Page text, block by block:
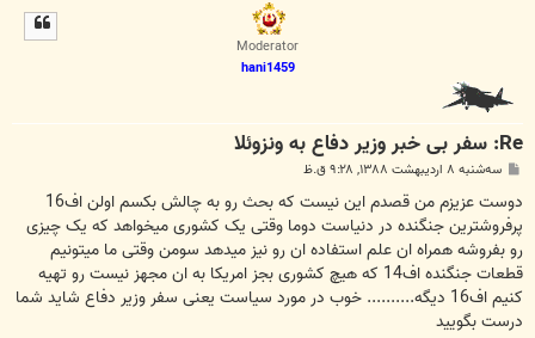
Moderator
hani1459
Re: سفر بی خبر وزیر دفاع به ونزوئلا
ت
سه‌شنبه ۸ اردیبهشت ۱۳۸۸, ۹:۲۸ ق.ظ
دوست عزیزم من قصدم این نیست که بحث رو به چالش بکسم اولن اف16
پرفروشترین جنگنده در دنیاست دوما وقتی یک کشوری میخواهد که یک چیزی
رو بفروشه همراه ان علم استفاده ان رو نیز میدهد سومن وقتی ما میتونیم
قطعات جنگنده اف14 که هیچ کشوری بجز امریکا به ان مجهز نیست رو تهیه
کنیم اف16 دیگه.......... خوب در مورد سیاست یعنی سفر وزیر دفاع شاید شما
درست بگویید